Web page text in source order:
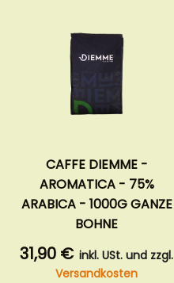
CAFFE DIEMME -
AROMATICA - 75%
ARABICA - 1000G GANZE
BOHNE
31,90 € inkl. USt. und zzgl.
Versandkosten